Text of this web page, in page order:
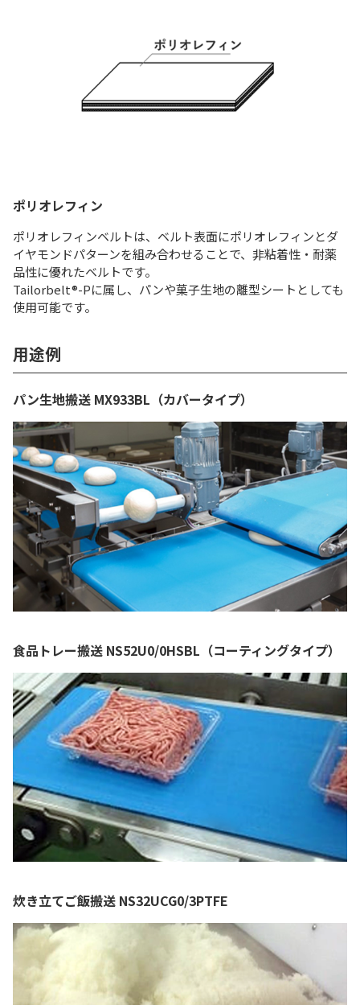
ポリオレフィン
ポリオレフィンベルトは、ベルト表面にポリオレフィンとダ
イヤモンドパターンを組み合わせることで、非粘着性・耐薬
品性に優れたベルトです。
Tailorbelt®-Pに属し、パンや菓⼦⽣地の離型シートとしても
使⽤可能です。
用途例
パン生地搬送 MX933BL（カバータイプ）
食品トレー搬送 NS52U0/0HSBL（コーティングタイプ）
炊き立てご飯搬送 NS32UCG0/3PTFE